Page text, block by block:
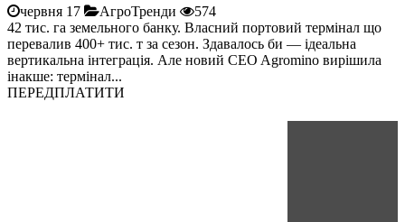
червня 17 АгроТренди
574
42 тис. га земельного банку. Власний портовий термінал що
перевалив 400+ тис. т за сезон. Здавалось би — ідеальна
вертикальна інтеграція. Але новий CEO Agromino вирішила
інакше: термінал...
ПЕРЕДПЛАТИТИ